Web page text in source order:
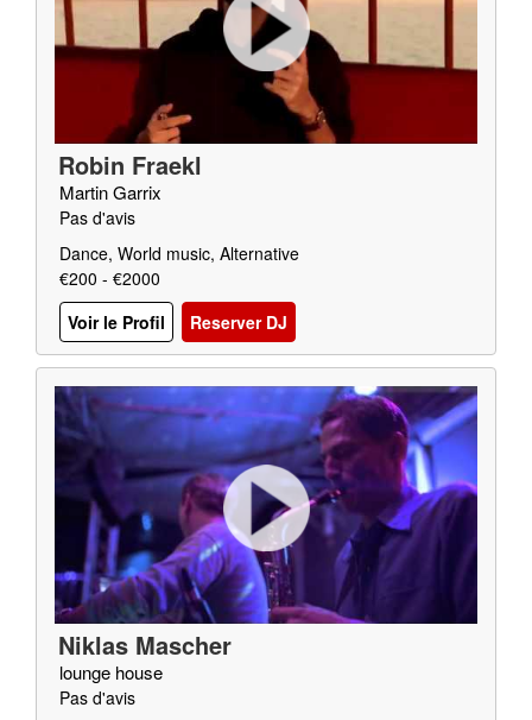
Robin Fraekl
Martin Garrix
Pas d'avis
Dance, World music, Alternative
€200 - €2000
Voir le Profil
Reserver DJ
Niklas Mascher
lounge house
Pas d'avis